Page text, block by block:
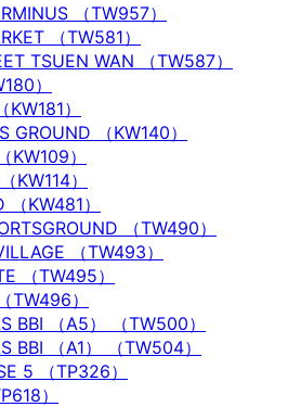
（TW957）
（TW581）
TSUEN WAN （TW587）
）
）
GROUND （KW140）
KW109）
KW114）
KW481）
（TW490）
（TW493）
（TW495）
TW496）
BBI （A5） （TW500）
BBI （A1） （TW504）
5 （TP326）
）